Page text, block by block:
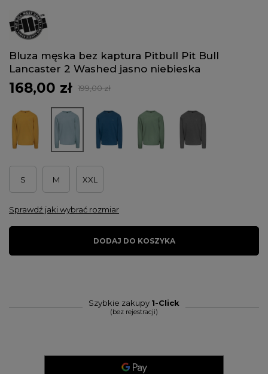
Bluza męska bez kaptura Pitbull Pit Bull
Lancaster 2 Washed jasno niebieska
168,00 zł 199,00 zł
S M XXL
Sprawdź jaki wybrać rozmiar
DODAJ DO KOSZYKA
Szybkie zakupy 1-Click
(bez rejestracji)